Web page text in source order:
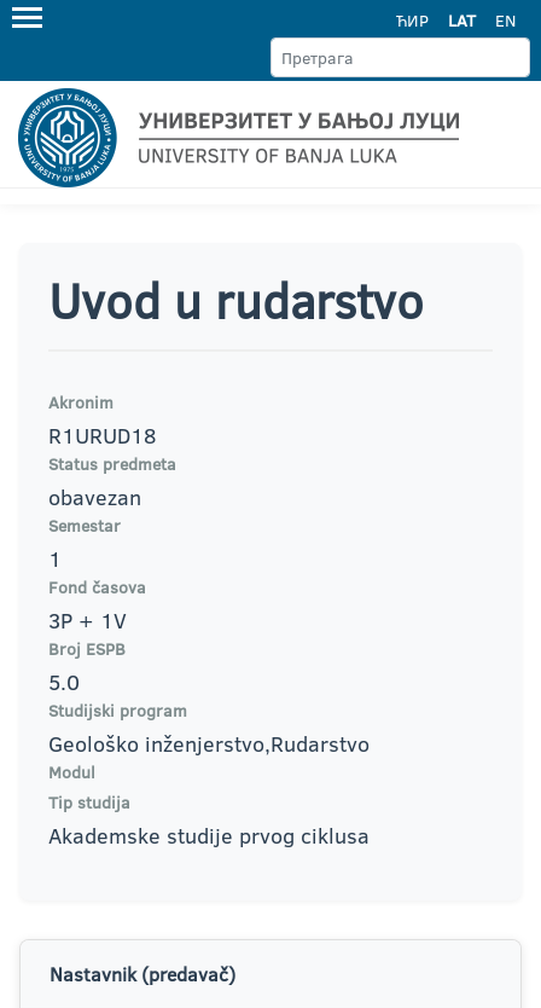
ЋИР LAT EN
Uvod u rudarstvo
Akronim
R1URUD18
Status predmeta
obavezan
Semestar
1
Fond časova
3P + 1V
Broj ESPB
5.0
Studijski program
Geološko inženjerstvo,Rudarstvo
Modul
Tip studija
Akademske studije prvog ciklusa
Nastavnik (predavač)